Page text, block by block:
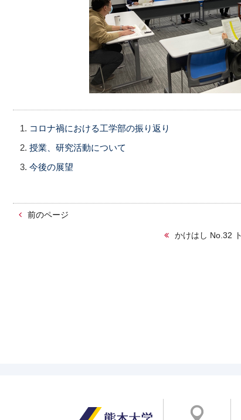
コロナ禍における工学部の振り返り
授業、研究活動について
今後の展望
前のページ
かけはし No.32